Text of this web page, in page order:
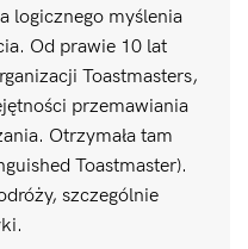
logicznego myślenia
Od prawie 10 lat
Toastmasters,
przemawiania
Otrzymała tam
Toastmaster).
szczególnie